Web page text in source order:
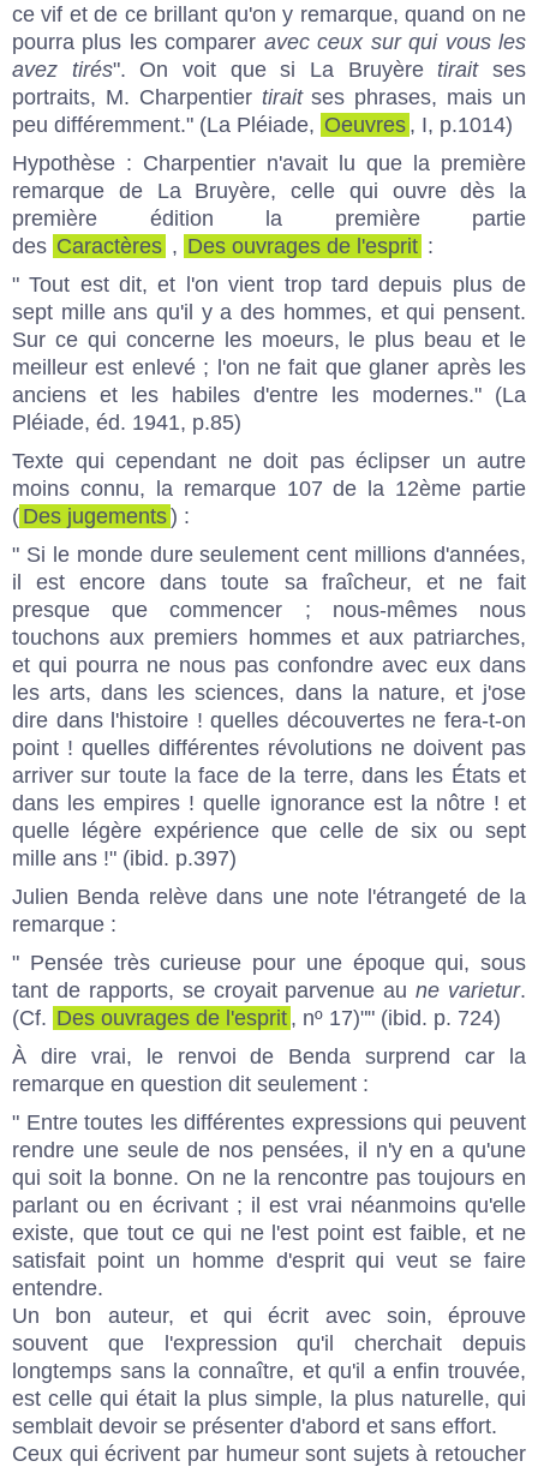
ce vif et de ce brillant qu'on y remarque, quand on ne
pourra plus les comparer avec ceux sur qui vous les
avez tirés". On voit que si La Bruyèretiraitses
portraits, M. Charpentier tiraitses phrases, mais un
peu différemment." (La Pléiade, Oeuvres , I, p.1014)
Hypothèse : Charpentier n'avait lu que la première
remarque de La Bruyère, celle qui ouvre dès la
première édition la première partie
des Caractères , Des ouvrages de l'esprit :
" Tout est dit, et l'on vient trop tard depuis plus de
sept mille ans qu'il y a des hommes, et qui pensent.
Sur ce qui concerne les moeurs, le plus beau et le
meilleur est enlevé ; l'on ne fait que glaner après les
anciens et les habiles d'entre les modernes." (La
Pléiade, éd. 1941, p.85)
Texte qui cependant ne doit pas éclipser un autre
moins connu, la remarque 107 de la 12ème partie
( Des jugements) :
" Si le monde dure seulement cent millions d'années,
il est encore dans toute sa fraîcheur, et ne fait
presque que commencer ; nous-mêmes nous
touchons aux premiers hommes et aux patriarches,
et qui pourra ne nous pas confondre avec eux dans
les arts, dans les sciences, dans la nature, et j'ose
dire dans l'histoire ! quelles découvertes ne fera-t-on
point ! quelles différentes révolutions ne doivent pas
arriver sur toute la face de la terre, dans les États et
dans les empires ! quelle ignorance est la nôtre ! et
quelle légère expérience que celle de six ou sept
mille ans !" (ibid. p.397)
Julien Benda relève dans une note l'étrangeté de la
remarque :
" Pensée très curieuse pour une époque qui, sous
tant de rapports, se croyait parvenue aune varietur.
(Cf. Des ouvrages de l'esprit , nº 17)"" (ibid. p. 724)
À dire vrai, le renvoi de Benda surprend car la
remarque en question dit seulement :
" Entre toutes les différentes expressions qui peuvent
rendre une seule de nos pensées, il n'y en a qu'une
qui soit la bonne. On ne la rencontre pas toujours en
parlant ou en écrivant ; il est vrai néanmoins qu'elle
existe, que tout ce qui ne l'est point est faible, et ne
satisfait point un homme d'esprit qui veut se faire
entendre.
Un bon auteur, et qui écrit avec soin, éprouve
souvent que l'expression qu'il cherchait depuis
longtemps sans la connaître, et qu'il a enfin trouvée,
est celle qui était la plus simple, la plus naturelle, qui
semblait devoir se présenter d'abord et sans effort.
Ceux qui écrivent par humeur sont sujets à retoucher